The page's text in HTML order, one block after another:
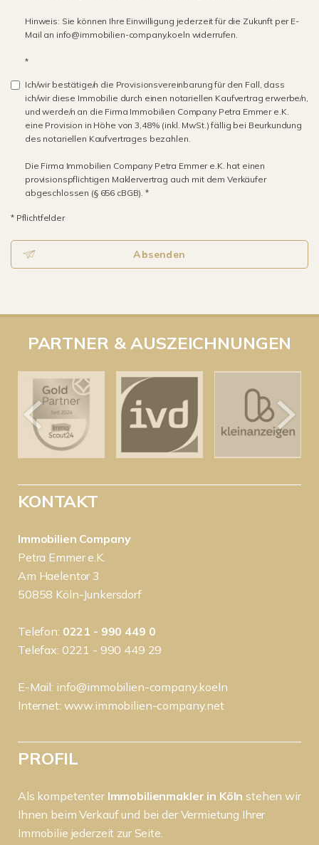
Hinweis: Sie können Ihre Einwilligung jederzeit für die Zukunft per E-
Mail an info@immobilien-company.koeln widerrufen.
*
Ich/wir bestätige/n die Provisionsvereinbarung für den Fall, dass
ich/wir diese Immobilie durch einen notariellen Kaufvertrag erwerbe/n,
und werde/n an die Firma Immobilien Company Petra Emmer e.K.
eine Provision in Höhe von 3,48% (inkl. MwSt.) fällig bei Beurkundung
des notariellen Kaufvertrages bezahlen.
Die Firma Immobilien Company Petra Emmer e.K. hat einen
provisionspflichtigen Maklervertrag auch mit dem Verkäufer
abgeschlossen (§ 656 cBGB). *
* Pflichtfelder
Absenden
PARTNER & AUSZEICHNUNGEN
KONTAKT
Immobilien Company
Petra Emmer e.K.
Am Haelentor 3
50858 Köln-Junkersdorf
Telefon: 0221 - 990 449 0
Telefax: 0221 - 990 449 29
E-Mail: info@immobilien-company.koeln
Internet: www.immobilien-company.net
PROFIL
Als kompetenter Immobilienmakler in Kölnstehen wir
Ihnen beim Verkauf und bei der Vermietung Ihrer
Immobilie jederzeit zur Seite.